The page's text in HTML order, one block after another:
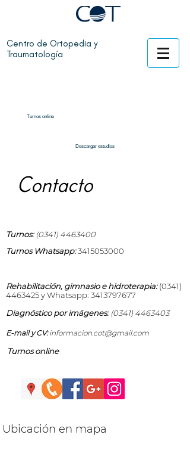
Centro de Ortopedia y
Traumatología
Turnos online
Descargar estudios
Contacto
Turnos: (0341) 4463400
Turnos Whatsapp:3415053000
Rehabilitación, gimnasio e hidroterapia: (0341)
4463425y Whatsapp: 3413797677
Diagnóstico por imágenes: (0341) 4463403
E-mail y CV: informacion.cot@gmail.com
Turnos online
Ubicación en mapa